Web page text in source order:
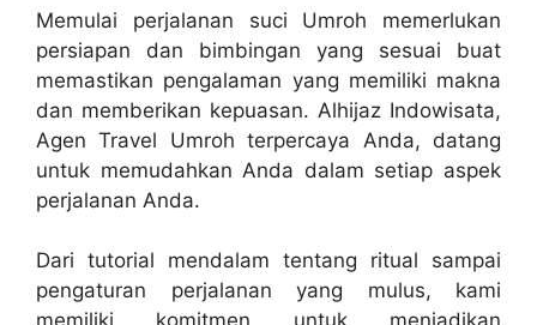
Memulai perjalanan suci Umroh memerlukan
persiapan dan bimbingan yang sesuai buat
memastikan pengalaman yang memiliki makna
dan memberikan kepuasan. Alhijaz Indowisata,
Agen Travel Umroh terpercaya Anda, datang
untuk memudahkan Anda dalam setiap aspek
perjalanan Anda.
Dari tutorial mendalam tentang ritual sampai
pengaturan perjalanan yang mulus, kami